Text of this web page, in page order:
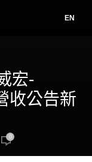
EN
宏-
收公告新
0